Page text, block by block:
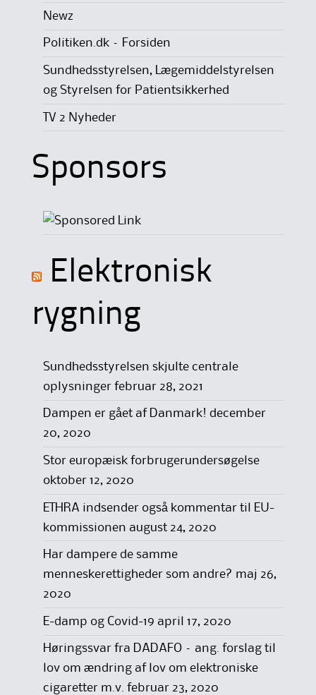
Newz
Politiken.dk – Forsiden
Sundhedsstyrelsen, Lægemiddelstyrelsen
og Styrelsen for Patientsikkerhed
TV 2 Nyheder
Sponsors
Elektronisk
rygning
Sundhedsstyrelsen skjulte centrale
oplysninger februar 28, 2021
Dampen er gået af Danmark! december
20, 2020
Stor europæisk forbrugerundersøgelse
oktober 12, 2020
ETHRA indsender også kommentar til EU-
kommissionen august 24, 2020
Har dampere de samme
menneskerettigheder som andre? maj 26,
2020
E-damp og Covid-19 april 17, 2020
Høringssvar fra DADAFO – ang. forslag til
lov om ændring af lov om elektroniske
cigaretter m.v. februar 23, 2020